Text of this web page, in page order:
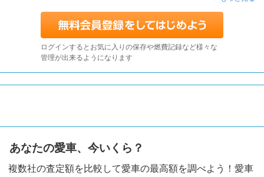
ログインするとお気に入りの保存や燃費記録など様々な
管理が出来るようになります
あなたの愛車、今いくら？
複数社の査定額を比較して愛車の最高額を調べよう！愛車